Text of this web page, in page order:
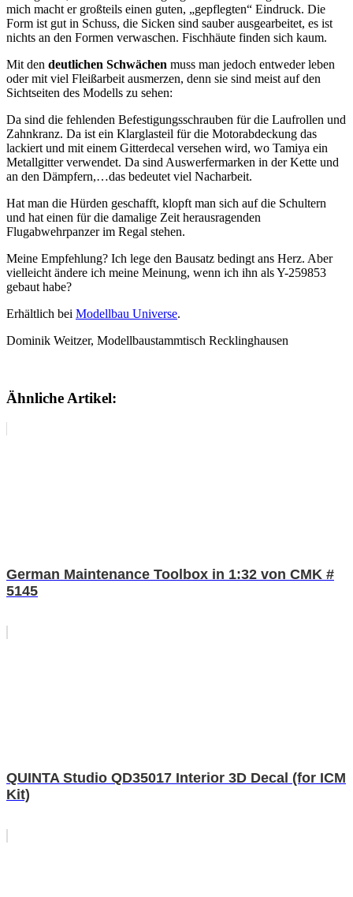
mich macht er großteils einen guten, „gepflegten“ Eindruck. Die
Form ist gut in Schuss, die Sicken sind sauber ausgearbeitet, es ist
nichts an den Formen verwaschen. Fischhäute finden sich kaum.
Mit den deutlichen Schwächen muss man jedoch entweder leben
oder mit viel Fleißarbeit ausmerzen, denn sie sind meist auf den
Sichtseiten des Modells zu sehen:
Da sind die fehlenden Befestigungsschrauben für die Laufrollen und
Zahnkranz. Da ist ein Klarglasteil für die Motorabdeckung das
lackiert und mit einem Gitterdecal versehen wird, wo Tamiya ein
Metallgitter verwendet. Da sind Auswerfermarken in der Kette und
an den Dämpfern,…das bedeutet viel Nacharbeit.
Hat man die Hürden geschafft, klopft man sich auf die Schultern
und hat einen für die damalige Zeit herausragenden
Flugabwehrpanzer im Regal stehen.
Meine Empfehlung? Ich lege den Bausatz bedingt ans Herz. Aber
vielleicht ändere ich meine Meinung, wenn ich ihn als Y-259853
gebaut habe?
Erhältlich bei Modellbau Universe.
Dominik Weitzer, Modellbaustammtisch Recklinghausen
Ähnliche Artikel:
German Maintenance Toolbox in 1:32 von CMK #
5145
QUINTA Studio QD35017 Interior 3D Decal (for ICM
Kit)